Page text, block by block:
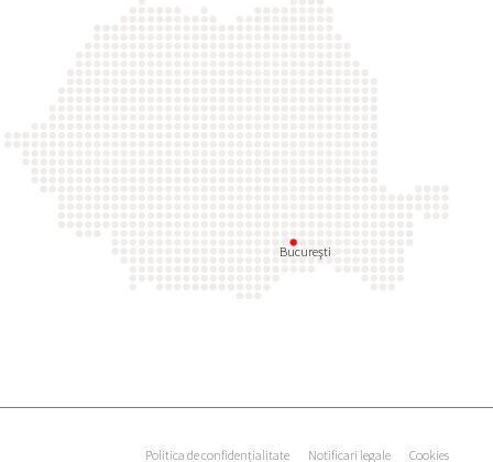
Bucureşti
Politica de confidențialitate Notificari legale Cookies